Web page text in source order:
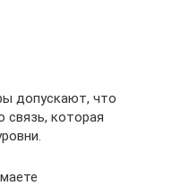
допускают, что
связь, которая